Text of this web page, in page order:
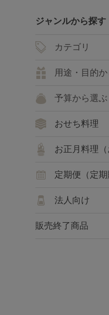
ジャンルから探す
カテゴリ
用途・目的
予算から選ぶ
おせち料理
お正月料理
定期便（定期
法人向け
販売終了商品